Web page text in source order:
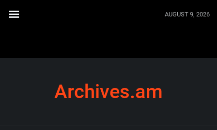
AUGUST 9, 2026
Archives.am